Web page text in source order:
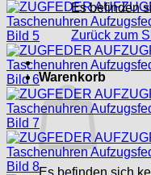
Es befinden
Zurück zum
Warenkorb
Es befinden sich